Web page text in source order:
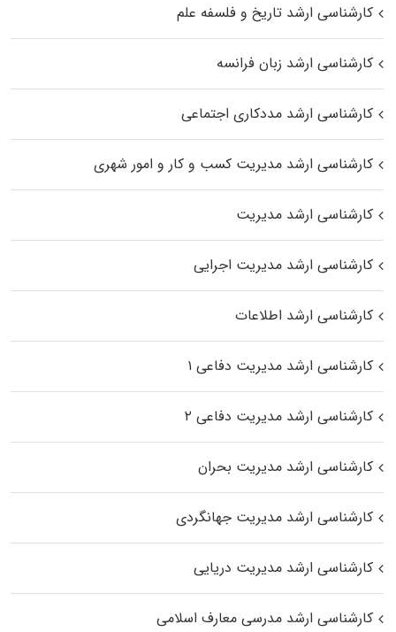
کارشناسی ارشد تاریخ و فلسفه علم
کارشناسی ارشد زبان فرانسه
کارشناسی ارشد مددکاری اجتماعی
کارشناسی ارشد مدیریت کسب و کار و امور شهری
کارشناسی ارشد مدیریت
کارشناسی ارشد مدیریت اجرایی
کارشناسی ارشد اطلاعات
کارشناسی ارشد مدیریت دفاعی ۱
کارشناسی ارشد مدیریت دفاعی ۲
کارشناسی ارشد مدیریت بحران
کارشناسی ارشد مدیریت جهانگردی
کارشناسی ارشد مدیریت دریایی
کارشناسی ارشد مدرسی معارف اسلامی